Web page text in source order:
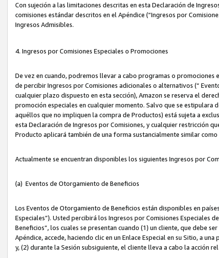
Con sujeción a las limitaciones descritas en esta Declaración de
comisiones estándar descritos en el Apéndice (“Ingresos por
Ingresos Admisibles.
4. Ingresos por Comisiones Especiales o Promociones
De vez en cuando, podremos llevar a cabo programas o
de percibir Ingresos por Comisiones adicionales o alternativos (“
cualquier plazo dispuesto en esta sección), Amazon se reserva el
promoción especiales en cualquier momento. Salvo que se
aquéllos que no impliquen la compra de Productos) está sujeta a
esta Declaración de Ingresos por Comisiones, y cualquier restricción
Producto aplicará también de una forma sustancialmente similar
Actualmente se encuentran disponibles los siguientes Ingresos por
(a) Eventos de Otorgamiento de Beneficios
Los Eventos de Otorgamiento de Beneficios están disponibles en
Especiales”). Usted percibirá los Ingresos por Comisiones Especiales
Beneficios”, los cuales se presentan cuando (1) un cliente, que debe
Apéndice, accede, haciendo clic en un Enlace Especial en su Sitio, a
y, (2) durante la Sesión subsiguiente, el cliente lleva a cabo la acción